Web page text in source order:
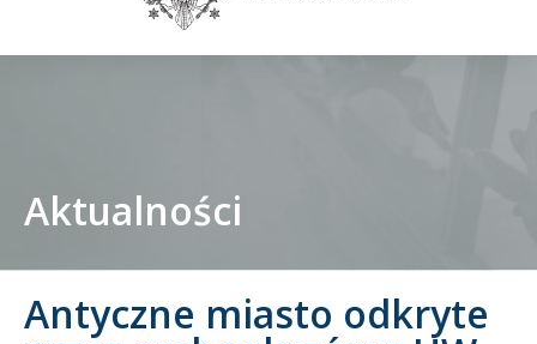
Doktorant
Aktualności
Antyczne miasto odkryte